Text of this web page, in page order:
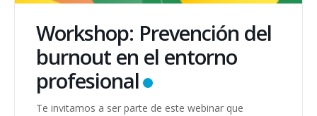
Workshop: Prevención del
burnout en el entorno
profesional
Te invitamos a ser parte de este webinar que